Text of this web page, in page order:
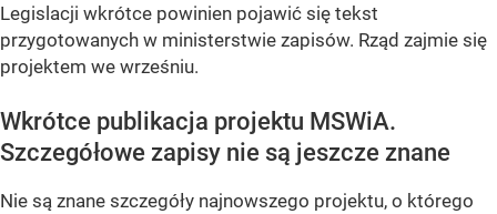
Legislacji wkrótce powinien pojawić się tekst
przygotowanych w ministerstwie zapisów. Rząd zajmie się
projektem we wrześniu.
Wkrótce publikacja projektu MSWiA.
Szczegółowe zapisy nie są jeszcze znane
Nie są znane szczegóły najnowszego projektu, o którego